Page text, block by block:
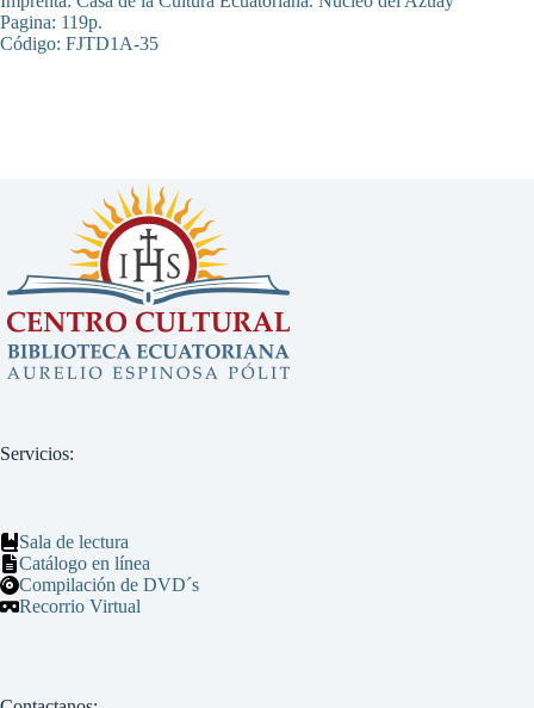
Pagina: 119p.
Código: FJTD1A-35
Servicios:
Sala de lectura
Catálogo en línea
Compilación de DVD´s
Recorrio Virtual